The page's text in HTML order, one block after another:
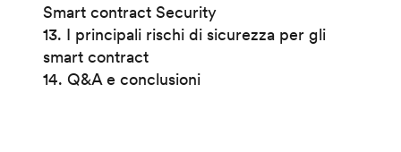
Smart contract Security
13. I principali rischi di sicurezza per gli
smart contract
14. Q&A e conclusioni